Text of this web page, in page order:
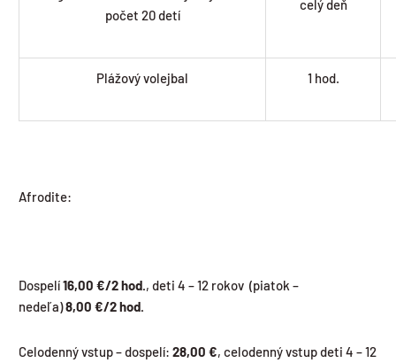
počet 20 detí
celý deň
Plážový volejbal 1 hod.
Afrodite:
Dospelí16,00 €/2 hod., deti 4 – 12 rokov (piatok –
nedeľa)8,00 €/2 hod.
Celodenný vstup – dospelí: 28,00 €, celodenný vstup deti 4 – 12